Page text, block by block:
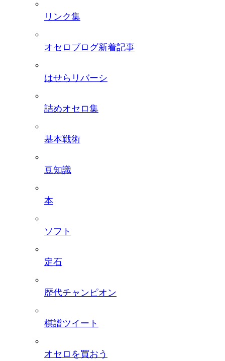
リンク集
オセロブログ新着記事
はせらリバーシ
詰めオセロ集
基本戦術
豆知識
本
ソフト
定石
歴代チャンピオン
棋譜ツイート
オセロを買おう